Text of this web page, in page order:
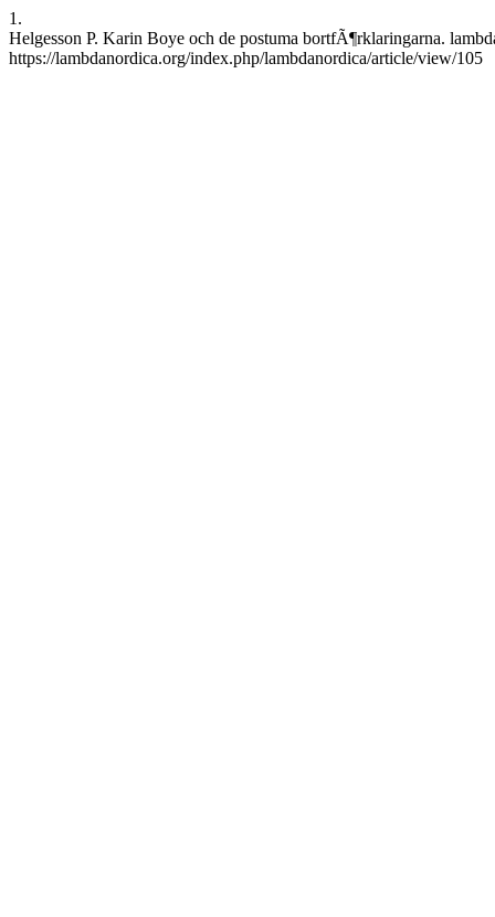
1.
Helgesson P. Karin Boye och de postuma bortfÃ¶rklaringarna.
https://lambdanordica.org/index.php/lambdanordica/article/view/105